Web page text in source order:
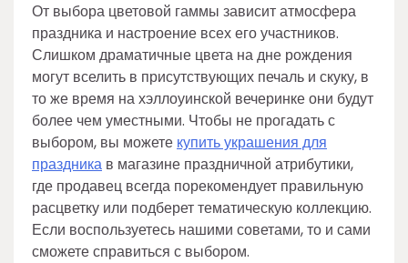
От выбора цветовой гаммы зависит атмосфера
праздника и настроение всех его участников.
Слишком драматичные цвета на дне рождения
могут вселить в присутствующих печаль и скуку, в
то же время на хэллоуинской вечеринке они будут
более чем уместными. Чтобы не прогадать с
выбором, вы можете купить украшения для
праздника в магазине праздничной атрибутики,
где продавец всегда порекомендует правильную
расцветку или подберет тематическую коллекцию.
Если воспользуетесь нашими советами, то и сами
сможете справиться с выбором.